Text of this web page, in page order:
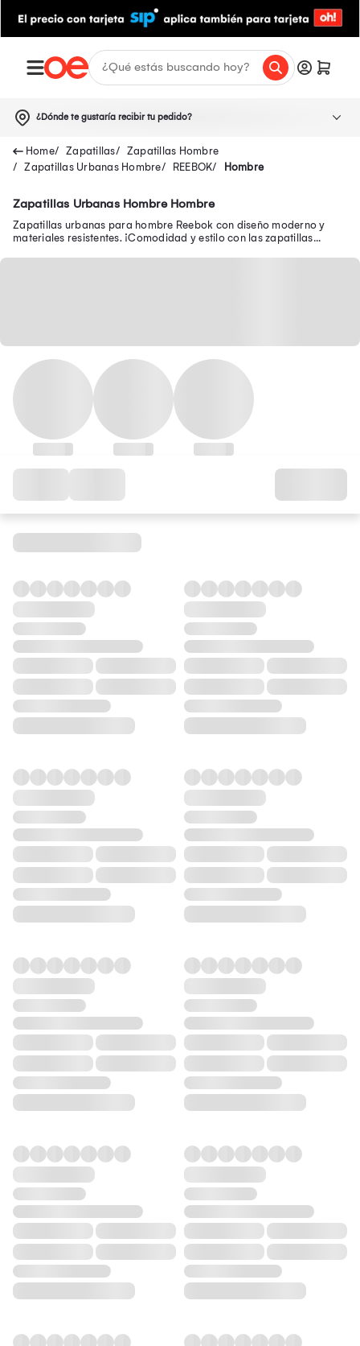
¿Dónde te gustaría recibir tu pedido?
Zapatillas
Zapatillas Hombre
Zapatillas Urbanas Hombre
REEBOK Hombre
Zapatillas Urbanas Hombre Hombre
Zapatillas urbanas para hombre Reebok con diseño moderno y
materiales resistentes. ¡Comodidad y estilo con las zapatillas